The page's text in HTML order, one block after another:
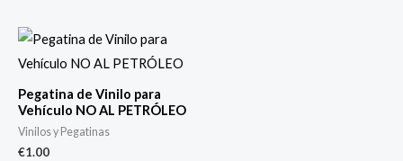
5
Pegatina de Vinilo para
Vehículo NO AL PETRÓLEO
Vinilos y Pegatinas
€1.00